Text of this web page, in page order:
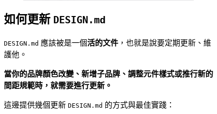
如何更新 DESIGN.md
DESIGN.md 應該被是一個活的文件 ，也就是說要定期更新、維
護他。
當你的品牌顏色改變、新增子品牌、調整元件樣式或推行新的
間距規範時，就需要進行更新。
這邊提供幾個更新 DESIGN.md 的方式與最佳實踐：